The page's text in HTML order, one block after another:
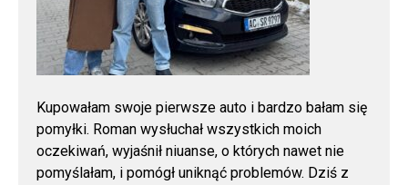
Kupowałam swoje pierwsze auto i bardzo bałam się
pomyłki. Roman wysłuchał wszystkich moich
oczekiwań, wyjaśnił niuanse, o których nawet nie
pomyślałam, i pomógł uniknąć problemów. Dziś z